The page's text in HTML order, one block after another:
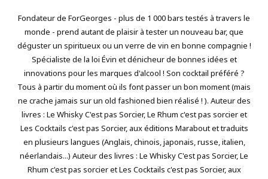
Fondateur de ForGeorges - plus de 1 000 bars testés à travers le
monde - prend autant de plaisir à tester un nouveau bar, que
déguster un spiritueux ou un verre de vin en bonne compagnie !
Spécialiste de la loi Évin et dénicheur de bonnes idées et
innovations pour les marques d'alcool ! Son cocktail préféré ?
Tous à partir du moment où ils font passer un bon moment (mais
ne crache jamais sur un old fashioned bien réalisé ! ). Auteur des
livres : Le Whisky C'est pas Sorcier, Le Rhum c'est pas sorcier et
Les Cocktails c'est pas Sorcier, aux éditions Marabout et traduits
en plusieurs langues (Anglais, chinois, japonais, russe, italien,
néerlandais...) Auteur des livres : Le Whisky C'est pas Sorcier, Le
Rhum c'est pas sorcier et Les Cocktails c'est pas Sorcier, aux